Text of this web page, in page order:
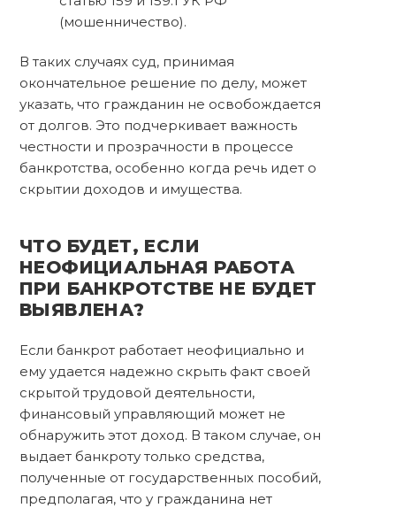
(мошенничество).
В таких случаях суд, принимая
окончательное решение по делу, может
указать, что гражданин не освобождается
от долгов. Это подчеркивает важность
честности и прозрачности в процессе
банкротства, особенно когда речь идет о
скрытии доходов и имущества.
ЧТО БУДЕТ, ЕСЛИ
НЕОФИЦИАЛЬНАЯ РАБОТА
ПРИ БАНКРОТСТВЕ НЕ БУДЕТ
ВЫЯВЛЕНА?
Если банкрот работает неофициально и
ему удается надежно скрыть факт своей
скрытой трудовой деятельности,
финансовый управляющий может не
обнаружить этот доход. В таком случае, он
выдает банкроту только средства,
полученные от государственных пособий,
предполагая, что у гражданина нет